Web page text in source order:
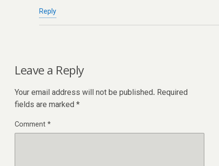
Reply
Leave a Reply
Your email address will not be published. Required
fields are marked *
Comment*